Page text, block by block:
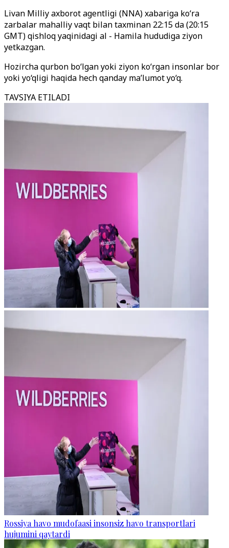
Livan Milliy axborot agentligi (NNA) xabariga ko‘ra
zarbalar mahalliy vaqt bilan taxminan 22:15 da (20:15
GMT) qishloq yaqinidagi al - Hamila hududiga ziyon
yetkazgan.
Hozircha qurbon bo‘lganyoki ziyon ko‘rgan insonlar bor
yoki yo‘qligi haqida hech qanday ma’lumot yo‘q.
TAVSIYA ETILADI
Rossiya havo mudofaasi insonsiz havo transportlari
hujumini qaytardi